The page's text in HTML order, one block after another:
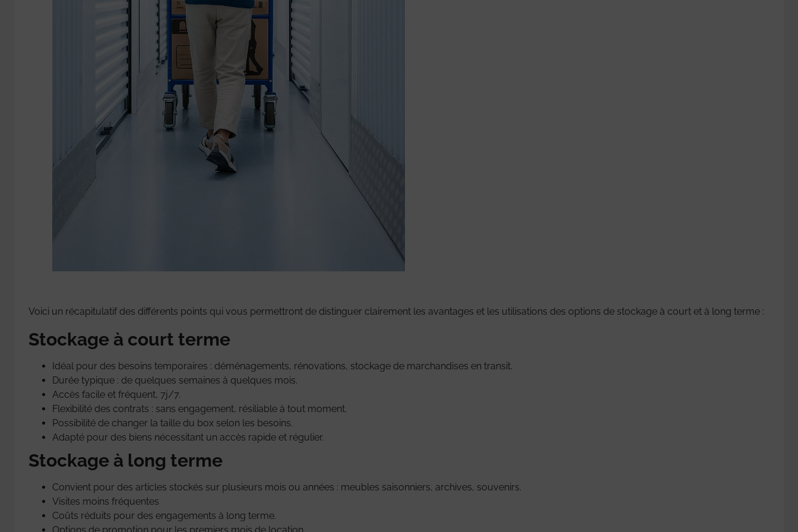
Voici un récapitulatif des différents points qui vous permettront de distinguer clairement les avantages et les utilisations des options de stockage à court et à long terme :
Stockage à court terme
Idéal pour des besoins temporaires : déménagements, rénovations, stockage de marchandises en transit.
Durée typique : de quelques semaines à quelques mois.
Accès facile et fréquent, 7j/7.
Flexibilité des contrats : sans engagement, résiliable à tout moment.
Possibilité de changer la taille du box selon les besoins.
Adapté pour des biens nécessitant un accès rapide et régulier.
Stockage à long terme
Convient pour des articles stockés sur plusieurs mois ou années : meubles saisonniers, archives, souvenirs.
Visites moins fréquentes
Coûts réduits pour des engagements à long terme.